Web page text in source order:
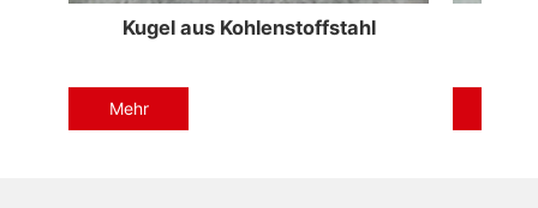
Kugel aus verzinktem Stahl
Mehr